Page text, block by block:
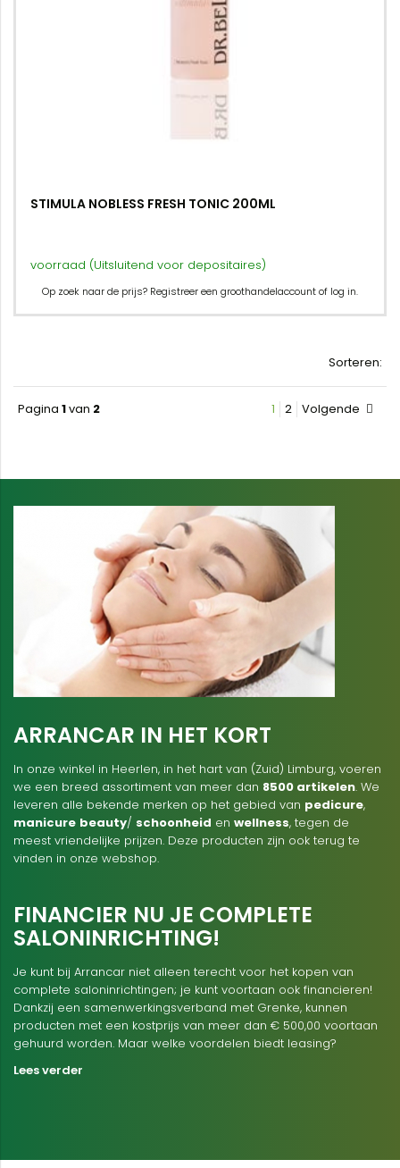
STIMULA NOBLESS FRESH TONIC 200ML
voorraad (Uitsluitend voor depositaires)
Op zoek naar de prijs? Registreer een groothandelaccount of log in.
Sorteren:
Pagina 1van 2 1 2 Volgende
ARRANCAR IN HET KORT
In onze winkel in Heerlen, in het hart van (Zuid) Limburg, voeren
we een breed assortiment van meer dan 8500 artikelen. We
leveren alle bekende merken op het gebied van pedicure,
manicure beauty/ schoonheid en wellness, tegen de
meest vriendelijke prijzen. Deze producten zijn ook terug te
vinden in onze webshop.
FINANCIER NU JE COMPLETE
SALONINRICHTING!
Je kunt bij Arrancar niet alleen terecht voor het kopen van
complete saloninrichtingen; je kunt voortaan ook financieren!
Dankzij een samenwerkingsverband met Grenke, kunnen
producten met een kostprijs van meer dan € 500,00 voortaan
gehuurd worden. Maar welke voordelen biedt leasing?
Lees verder